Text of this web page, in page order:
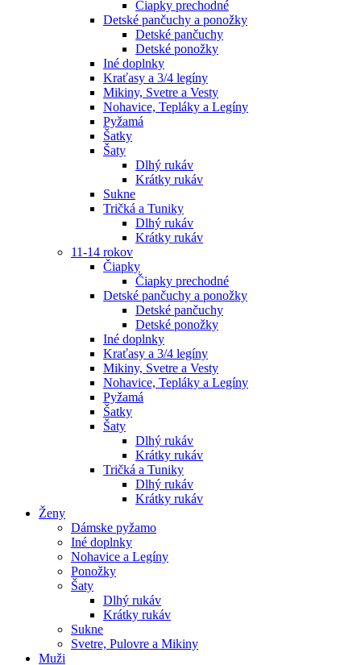
Čiapky prechodné
Detské pančuchy a ponožky
Detské pančuchy
Detské ponožky
Iné doplnky
Kraťasy a 3/4 legíny
Mikiny, Svetre a Vesty
Nohavice, Tepláky a Legíny
Pyžamá
Šatky
Šaty
Dlhý rukáv
Krátky rukáv
Sukne
Tričká a Tuniky
Dlhý rukáv
Krátky rukáv
11-14 rokov
Čiapky
Čiapky prechodné
Detské pančuchy a ponožky
Detské pančuchy
Detské ponožky
Iné doplnky
Kraťasy a 3/4 legíny
Mikiny, Svetre a Vesty
Nohavice, Tepláky a Legíny
Pyžamá
Šatky
Šaty
Dlhý rukáv
Krátky rukáv
Tričká a Tuniky
Dlhý rukáv
Krátky rukáv
Ženy
Dámske pyžamo
Iné doplnky
Nohavice a Legíny
Ponožky
Šaty
Dlhý rukáv
Krátky rukáv
Sukne
Svetre, Pulovre a Mikiny
Muži